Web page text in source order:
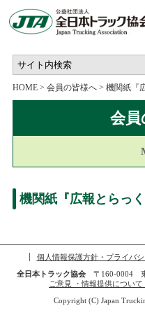
HOME> 会員の皆様へ> 機関紙『
会員
機関紙『広報とらっ
個人情報保護方針・プライバ
全日本トラック協会〒160-0004 東
ご意見 ・情報提供につい
Copyright (C) Japan